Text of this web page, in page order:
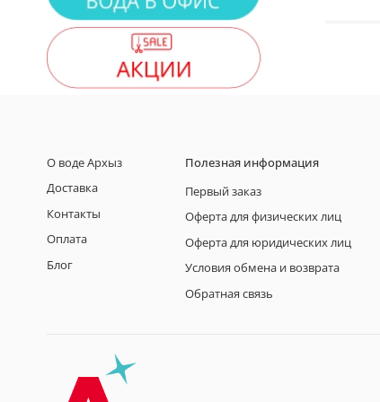
О воде Архыз
Доставка
Контакты
Оплата
Блог
Полезная информация
Первый заказ
Оферта для физических лиц
Оферта для юридических лиц
Условия обмена и возврата
Обратная связь